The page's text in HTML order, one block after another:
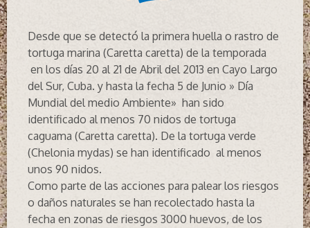
Desde que se detectó la primera huella o rastro de
tortuga marina (Caretta caretta) de la temporada
en los días 20 al 21 de Abril del 2013 en Cayo Largo
del Sur, Cuba. y hasta la fecha 5 de Junio » Día
Mundial del medio Ambiente» han sido
identificado al menos 70 nidos de tortuga
caguama (Caretta caretta). De la tortuga verde
(Chelonia mydas) se han identificado al menos
unos 90 nidos.
Como parte de las acciones para palear los riesgos
o daños naturales se han recolectado hasta la
fecha en zonas de riesgos 3000 huevos, de los